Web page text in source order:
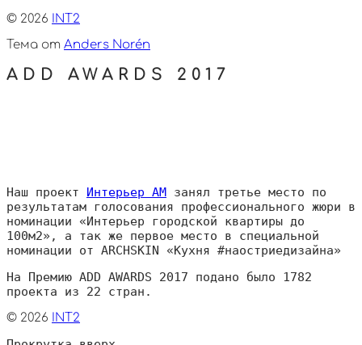
© 2026
INT2
Тема от Anders Norén
ADD AWARDS 2017
Наш проект Интерьер АМ занял третье место по
результатам голосования профессионального жюри в
номинации «Интерьер городской квартиры до
100м2», а так же первое место в специальной
номинации от ARCHSKIN «Кухня #наостриедизайна»
На Премию ADD AWARDS 2017 подано было 1782
проекта из 22 стран.
© 2026 INT2